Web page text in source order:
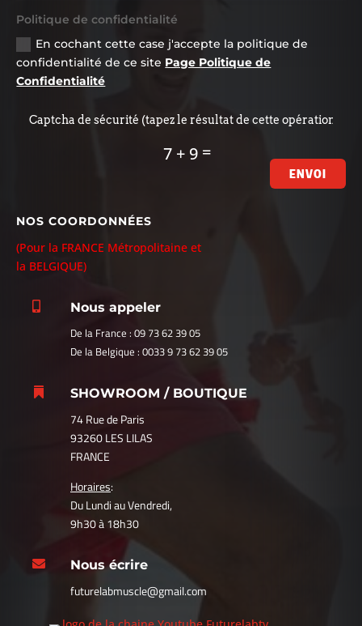
Politique de confidentialité
En cochant cette case j'accepte la politique de
confidentialité de ce site Page Politique de
Confidentialité
7 + 9 =
ENVOI
NOS COORDONNÉES
(Pour la FRANCE Métropolitaine et
la BELGIQUE)
Nous appeler
De la France : 09 73 62 39 05
De la Belgique : 0033 9 73 62 39 05
 SHOWROOM / BOUTIQUE
74 Rue de Paris
93260 LES LILAS
FRANCE
Horaires:
Du Lundi au Vendredi,
9h30 à 18h30
 Nous écrire
futurelabmuscle@gmail.com